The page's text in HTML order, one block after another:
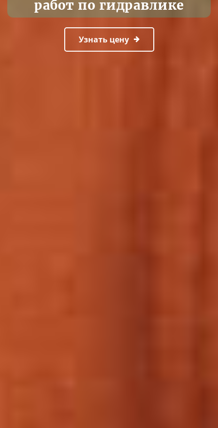
работ по гидравлике
Узнать цену